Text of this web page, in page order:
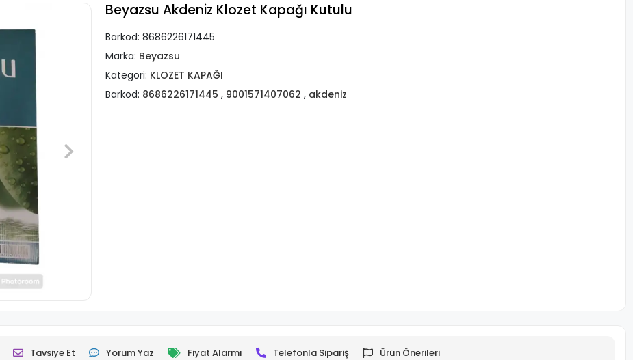
Beyazsu Akdeniz Klozet Kapağı Kutulu
Barkod: 8686226171445
Marka: Beyazsu
Kategori: KLOZET KAPAĞI
Barkod: 8686226171445 , 9001571407062 , akdeniz
Tavsiye Et Yorum Yaz Fiyat Alarmı Telefonla Sipariş Ürün Önerileri